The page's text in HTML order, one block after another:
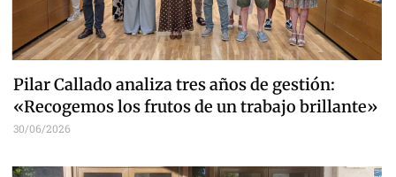
Pilar Callado analiza tres años de gestión:
«Recogemos los frutos de un trabajo brillante»
30/06/2026